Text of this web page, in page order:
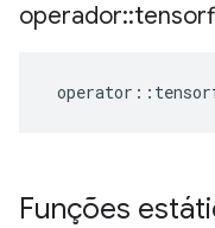
operador::
operator ::
Funções